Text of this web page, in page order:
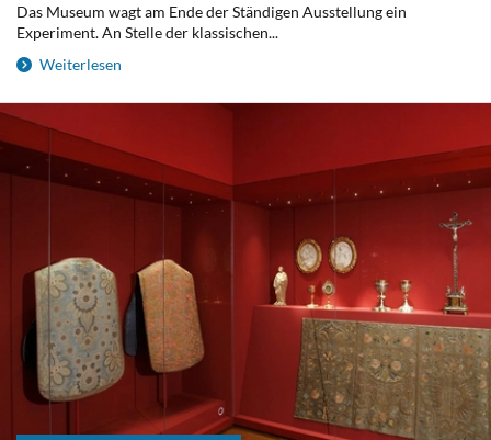
Das Museum wagt am Ende der Ständigen Ausstellung ein
Experiment. An Stelle der klassischen...
Weiterlesen